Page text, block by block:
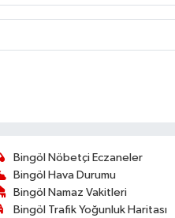
Bingöl Nöbetçi Eczaneler
Bingöl Hava Durumu
Bingöl Namaz Vakitleri
Bingöl Trafik Yoğunluk Haritası